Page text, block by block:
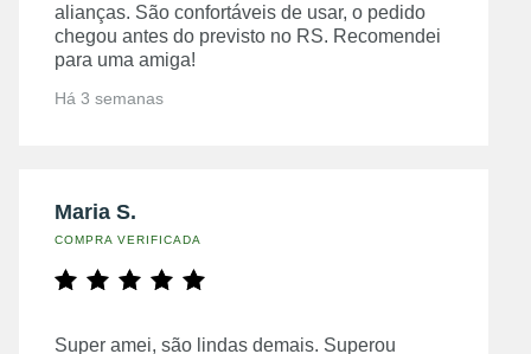
alianças. São confortáveis de usar, o pedido
chegou antes do previsto no RS. Recomendei
para uma amiga!
Há 3 semanas
Maria S.
COMPRA VERIFICADA
Super amei, são lindas demais. Superou